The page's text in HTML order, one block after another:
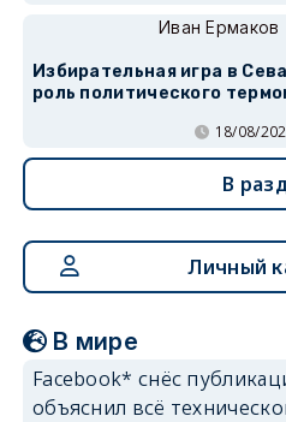
Иван Ермаков
Избирательная игра в
роль политического
18/08/
В
Личный
В мире
Facebook* снёс
объяснил всё